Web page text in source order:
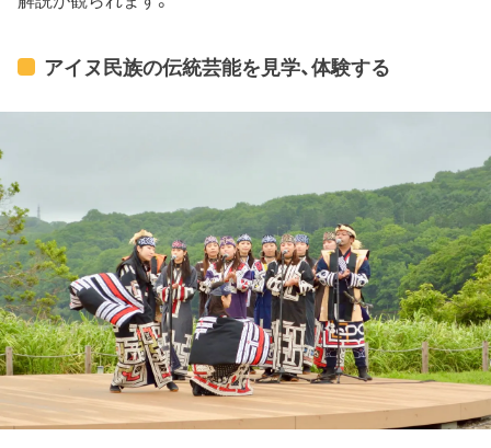
アイヌ民族の伝統芸能を見学、体験する